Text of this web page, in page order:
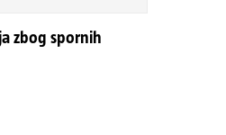
zbog spornih